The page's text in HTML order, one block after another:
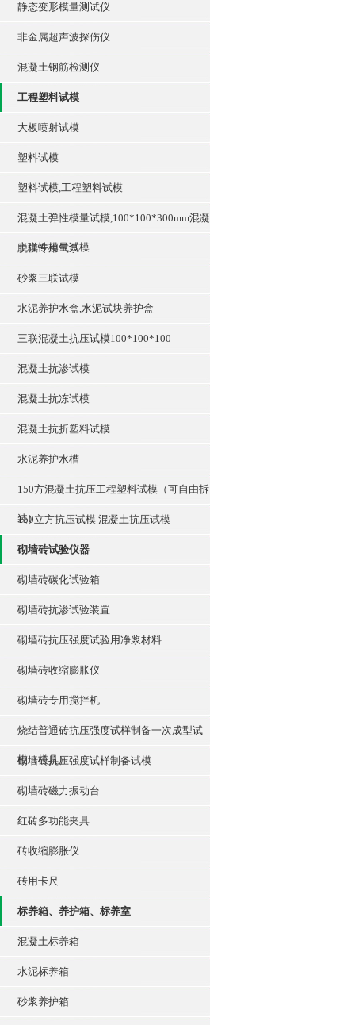
静态变形模量测试仪
非金属超声波探伤仪
混凝土钢筋检测仪
工程塑料试模
大板喷射试模
塑料试模
塑料试模,工程塑料试模
混凝土弹性模量试模,100*100*300mm混凝
土弹性模量试模
脱模专用气泵
砂浆三联试模
水泥养护水盒,水泥试块养护盒
三联混凝土抗压试模100*100*100
混凝土抗渗试模
混凝土抗冻试模
混凝土抗折塑料试模
水泥养护水槽
150方混凝土抗压工程塑料试模（可自由拆
装）
150立方抗压试模 混凝土抗压试模
砌墙砖试验仪器
砌墙砖碳化试验箱
砌墙砖抗渗试验装置
砌墙砖抗压强度试验用净浆材料
砌墙砖收缩膨胀仪
砌墙砖专用搅拌机
烧结普通砖抗压强度试样制备一次成型试
模（模具）
砌墙砖抗压强度试样制备试模
砌墙砖磁力振动台
红砖多功能夹具
砖收缩膨胀仪
砖用卡尺
标养箱、养护箱、标养室
混凝土标养箱
水泥标养箱
砂浆养护箱